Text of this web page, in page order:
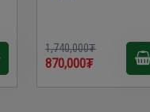
1,740,000₮
870,000₮